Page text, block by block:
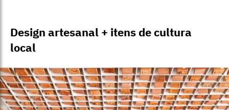
Design artesanal + itens de cultura
local